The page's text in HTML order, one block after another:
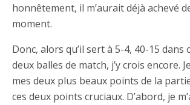
honnêtement, il m’aurait déjà achevé
moment.
Donc, alors qu’il sert à 5-4, 40-15 dans
deux balles de match, j’y crois encore.
mes deux plus beaux points de la
ces deux points cruciaux. D’abord, je